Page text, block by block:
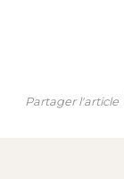
Partager l'article